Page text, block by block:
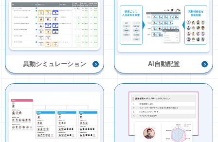
異動シミュレーション AI自動配置